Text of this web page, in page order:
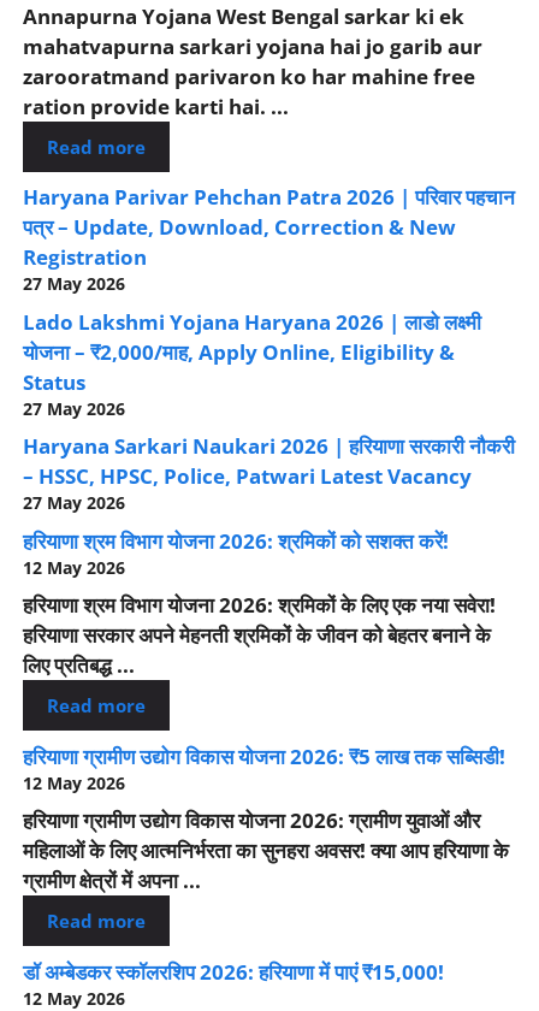
Annapurna Yojana West Bengal sarkar ki ek
mahatvapurna sarkari yojana hai jo garib aur
zarooratmand parivaron ko har mahine free
ration provide karti hai. ...
Read more
Haryana Parivar Pehchan Patra 2026 | परिवार पहचान
पत्र – Update, Download, Correction & New
Registration
27 May 2026
Lado Lakshmi Yojana Haryana 2026 | लाडो लक्ष्मी
योजना – ₹2,000/माह, Apply Online, Eligibility &
Status
27 May 2026
Haryana Sarkari Naukari 2026 | हरियाणा सरकारी नौकरी
– HSSC, HPSC, Police, Patwari Latest Vacancy
27 May 2026
हरियाणा श्रम विभाग योजना 2026: श्रमिकों को सशक्त करें!
12 May 2026
हरियाणा श्रम विभाग योजना 2026: श्रमिकों के लिए एक नया सवेरा!
हरियाणा सरकार अपने मेहनती श्रमिकों के जीवन को बेहतर बनाने के
लिए प्रतिबद्ध ...
Read more
हरियाणा ग्रामीण उद्योग विकास योजना 2026: ₹5 लाख तक सब्सिडी!
12 May 2026
हरियाणा ग्रामीण उद्योग विकास योजना 2026: ग्रामीण युवाओं और
महिलाओं के लिए आत्मनिर्भरता का सुनहरा अवसर! क्या आप हरियाणा के
ग्रामीण क्षेत्रों में अपना ...
Read more
डॉ अम्बेडकर स्कॉलरशिप 2026: हरियाणा में पाएं ₹15,000!
12 May 2026